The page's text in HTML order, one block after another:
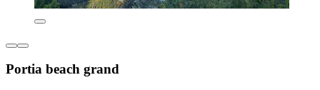
Portia beach grand